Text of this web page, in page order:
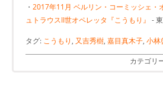
・ 2017年11月 ベルリン・コーミッシェ・
ュトラウスII世オペレッタ『こうもり』 -
タグ: こうもり , 又吉秀樹, 嘉目真木子, 小林
カテゴリ